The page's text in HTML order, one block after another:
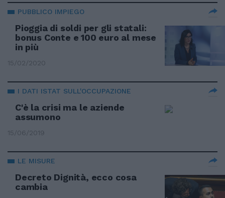
PUBBLICO IMPIEGO
Pioggia di soldi per gli statali:
bonus Conte e 100 euro al mese
in più
15/02/2020
I DATI ISTAT SULL'OCCUPAZIONE
C'è la crisi ma le aziende
assumono
15/06/2019
LE MISURE
Decreto Dignità, ecco cosa
cambia